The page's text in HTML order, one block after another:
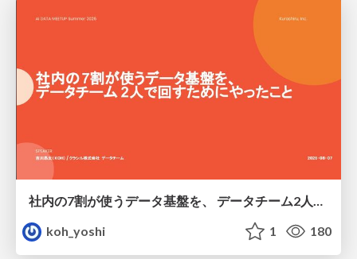
社内の7割が使うデータ基盤を、 データチーム2人で回すためにやったこと
koh_yoshi
1 180